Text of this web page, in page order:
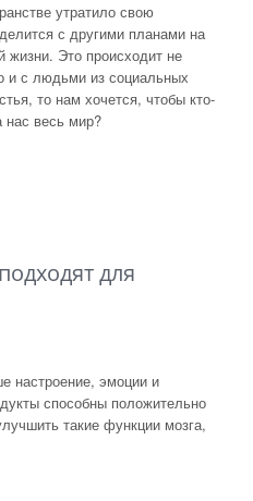
утратило свою
с другими планами на
Это происходит не
и с людьми из социальных
то нам хочется, чтобы кто-
нас весь мир?
для
настроение, эмоции и
способны положительно
такие функции мозга,